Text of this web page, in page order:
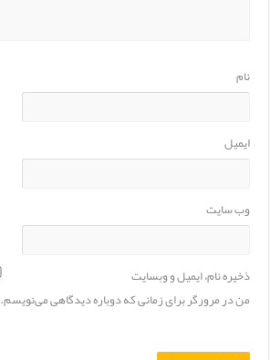
نام
ایمیل
وب‌ سایت
ذخیره نام، ایمیل و وبسایت
من در مرورگر برای زمانی که دوباره دیدگاهی می‌نویسم.